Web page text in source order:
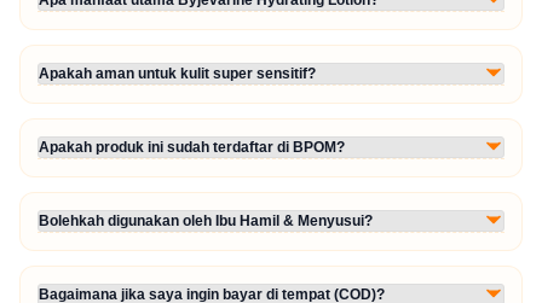
premium untuk menghidrasi kulit yang sangat kering, meredakan kemerahan,
memperbaiki skin barrier, serta mencegah kulit mengelupas akibat sensitivitas
tinggi.
Apakah aman untuk kulit super sensitif?
bahan kimia keras (0% Alcohol & Paraben) sehingga tidak memicu rasa perih
atau iritasi tambahan pada kulit sensitif.
Apakah produk ini sudah terdaftar di BPOM?
dan Makanan Republik Indonesia dengan Nomor Registrasi Resmi:
NA18240103750.
Bolehkah digunakan oleh Ibu Hamil & Menyusui?
yang bersifat menenangkan kulit tanpa mengganggu kesehatan janin atau bayi,
menjadikannya opsi yang aman untuk Bumil dan Busui.
Bagaimana jika saya ingin bayar di tempat (COD)?